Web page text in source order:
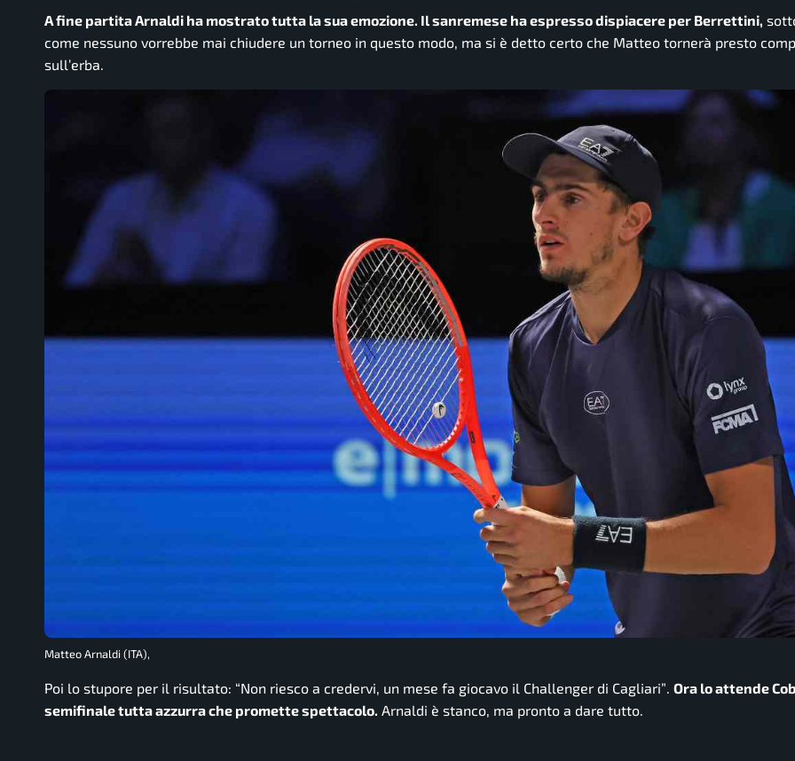
A fine partita Arnaldi ha mostrato tutta la sua emozione. Il sanremese ha espresso dispiacere per Berrettini,
come nessuno vorrebbe mai chiudere un torneo in questo modo, ma si è detto certo che Matteo tornerà presto
sull’erba.
Matteo Arnaldi (ITA),
Poi lo stupore per il risultato: “Non riesco a credervi, un mese fa giocavo il Challenger di Cagliari”. Ora lo attende
semifinale tutta azzurra che promette spettacolo. Arnaldi è stanco, ma pronto a dare tutto.